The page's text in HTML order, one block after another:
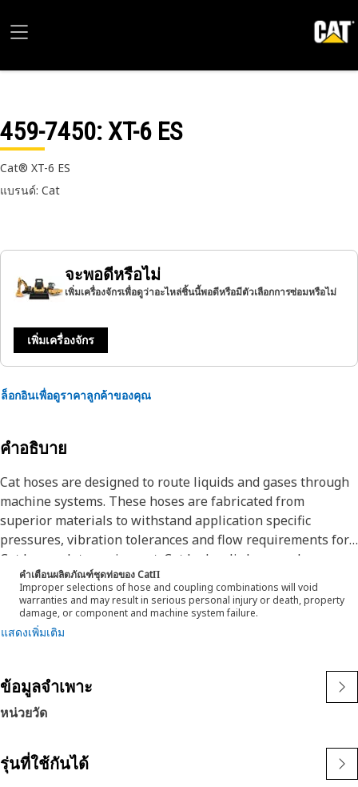
459-7450: XT-6 ES
Cat® XT-6 ES
แบรนด์: Cat
จะพอดีหรือไม่
เพิ่มเครื่องจักรเพื่อดูว่าอะไหล่ชิ้นนี้พอดีหรือมีตัวเลือกการซ่อมหรือไม่
เพิ่มเครื่องจักร
ล็อกอินเพื่อดูราคาลูกค้าของคุณ
คำอธิบาย
Cat hoses are designed to route liquids and gases through
machine systems. These hoses are fabricated from
superior materials to withstand application specific
pressures, vibration tolerances and flow requirements for
Cat heavy-duty equipment. Cat hydraulic hose and
couplings are subjected to the most rigorous testing
processes in the industry. Every Cat hose and coupling
combination is tested as a system to ensure a perfect fit
that yields maximum safety and dependability.
by Caterpillar for high pressure hydraulic applications.
These range from 2500 to 6000 psi (17.5 to 42.0 MPa). The
ES (Enhanced Spiral) construction is a Caterpillar
standards. Cat hoses also work at half the SAE bend radius,
allowing tighter routing in a wide variety of applications.
คำเตือนผลิตภัณฑ์ชุดท่อของ CatΠ
Improper selections of hose and coupling combinations will void
warranties and may result in serious personal injury or death, property
damage, or component and machine system failure.
แสดงเพิ่มเติม
ข้อมูลจำเพาะ
หน่วยวัด
รุ่นที่ใช้กันได้